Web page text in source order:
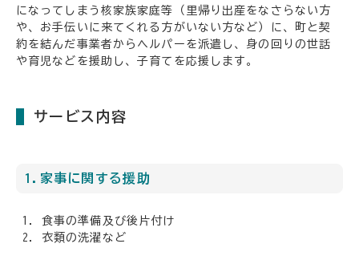
になってしまう核家族家庭等（里帰り出産をなさらない方
や、お手伝いに来てくれる方がいない方など）に、町と契
約を結んだ事業者からヘルパーを派遣し、身の回りの世話
や育児などを援助し、子育てを応援します。
サービス内容
1.家事に関する援助
食事の準備及び後片付け
衣類の洗濯など